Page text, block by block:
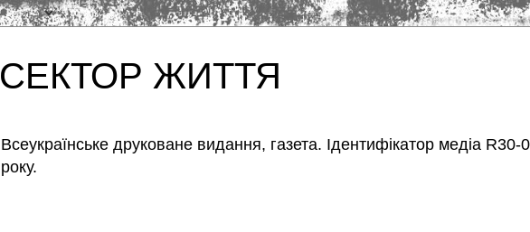
СЕКТОР ЖИТТЯ
Всеукраїнське друковане видання, газета. Ідентифікатор медіа
року.